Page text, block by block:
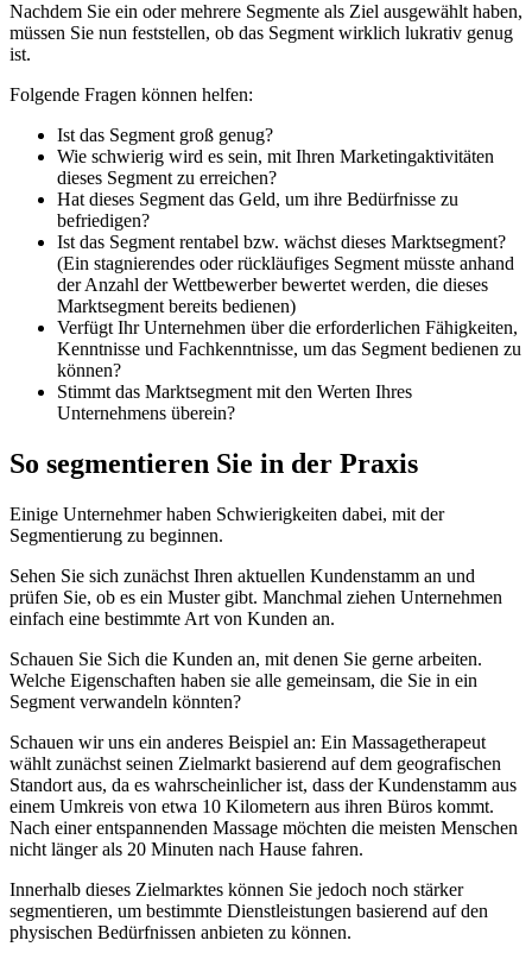
Nachdem Sie ein oder mehrere Segmente als Ziel ausgewählt haben,
müssen Sie nun feststellen, ob das Segment wirklich lukrativ genug
ist.
Folgende Fragen können helfen:
Ist das Segment groß genug?
Wie schwierig wird es sein, mit Ihren Marketingaktivitäten
dieses Segment zu erreichen?
Hat dieses Segment das Geld, um ihre Bedürfnisse zu
befriedigen?
Ist das Segment rentabel bzw. wächst dieses Marktsegment?
(Ein stagnierendes oder rückläufiges Segment müsste anhand
der Anzahl der Wettbewerber bewertet werden, die dieses
Marktsegment bereits bedienen)
Verfügt Ihr Unternehmen über die erforderlichen Fähigkeiten,
Kenntnisse und Fachkenntnisse, um das Segment bedienen zu
können?
Stimmt das Marktsegment mit den Werten Ihres
Unternehmens überein?
So segmentieren Sie in der Praxis
Einige Unternehmer haben Schwierigkeiten dabei, mit der
Segmentierung zu beginnen.
Sehen Sie sich zunächst Ihren aktuellen Kundenstamm an und
prüfen Sie, ob es ein Muster gibt. Manchmal ziehen Unternehmen
einfach eine bestimmte Art von Kunden an.
Schauen Sie Sich die Kunden an, mit denen Sie gerne arbeiten.
Welche Eigenschaften haben sie alle gemeinsam, die Sie in ein
Segment verwandeln könnten?
Schauen wir uns ein anderes Beispiel an: Ein Massagetherapeut
wählt zunächst seinen Zielmarkt basierend auf dem geografischen
Standort aus, da es wahrscheinlicher ist, dass der Kundenstamm aus
einem Umkreis von etwa 10 Kilometern aus ihren Büros kommt.
Nach einer entspannenden Massage möchten die meisten Menschen
nicht länger als 20 Minuten nach Hause fahren.
Innerhalb dieses Zielmarktes können Sie jedoch noch stärker
segmentieren, um bestimmte Dienstleistungen basierend auf den
physischen Bedürfnissen anbieten zu können.